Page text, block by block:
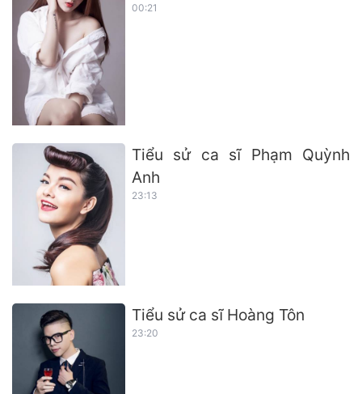
00:21
Tiểu sử ca sĩ Phạm Quỳnh
Anh
23:13
Tiểu sử ca sĩ Hoàng Tôn
23:20